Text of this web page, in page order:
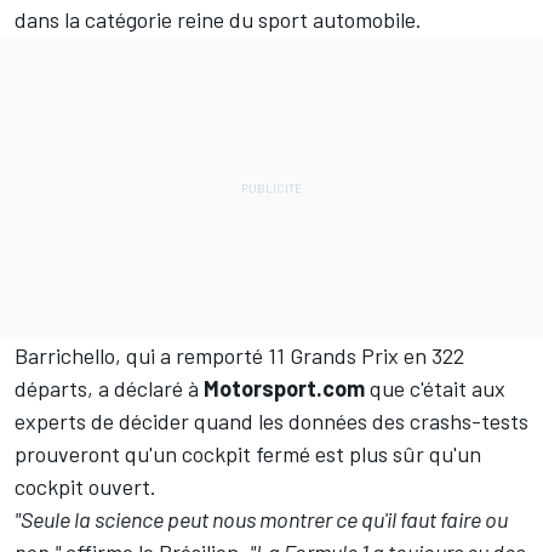
dans la catégorie reine du sport automobile.
Barrichello, qui a remporté 11 Grands Prix en 322
départs, a déclaré à Motorsport.comque c'était aux
experts de décider quand les données des crashs-tests
prouveront qu'un cockpit fermé est plus sûr qu'un
cockpit ouvert.
"Seule la science peut nous montrer ce qu'il faut faire ou